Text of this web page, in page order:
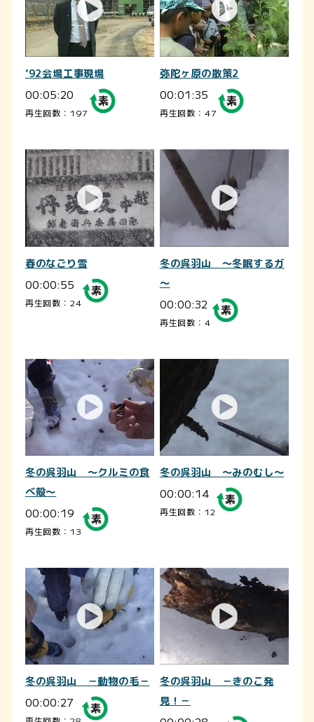
’92会場工事現場
00:05:20
再生回数：197
弥陀ヶ原の散策2
00:01:35
再生回数：47
春のなごり雪
00:00:55
再生回数：24
冬の呉羽山 ～冬眠するガ
～
00:00:32
再生回数：4
冬の呉羽山 ～クルミの食
べ殻～
00:00:19
再生回数：13
冬の呉羽山 ～みのむし～
00:00:14
再生回数：12
冬の呉羽山 －動物の毛－
00:00:27
冬の呉羽山 －きのこ発
見！－